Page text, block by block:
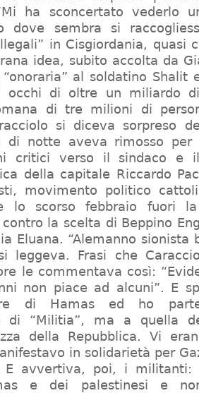
ha sconcertato vederlo
dove sembra si
in Cisgiordania, quasi
idea, subito accolta da
“onoraria” al soldatino Shalit
occhi di oltre un miliardo
di tre milioni di
si diceva sorpreso
di notte aveva rimosso
critici verso il sindaco e
della capitale Riccardo
movimento politico
lo scorso febbraio fuori
la scelta di Beppino
Eluana. “Alemanno sionista
leggeva. Frasi che
le commentava così:
non piace ad alcuni”. E
di Hamas ed ho
di “Militia”, ma a quella
della Repubblica. Vi
in solidarietà per
E avvertiva, poi, i militanti:
e dei palestinesi e